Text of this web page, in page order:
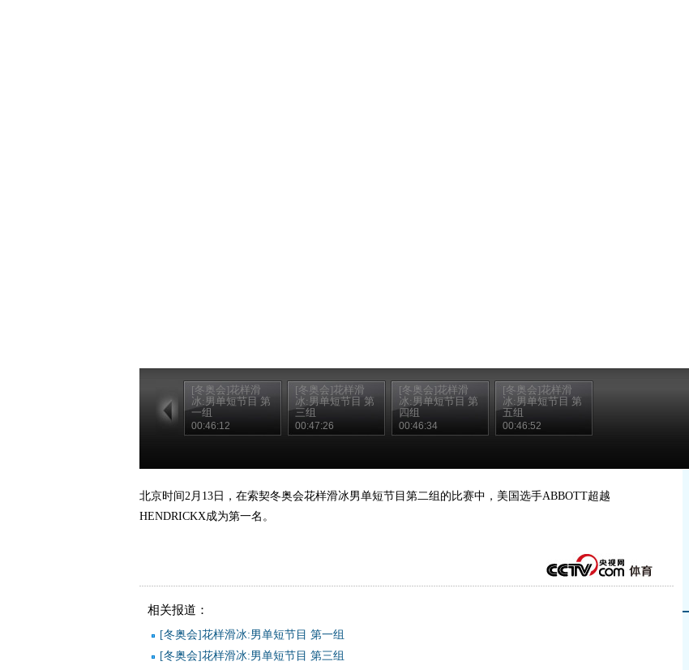
[冬奥会]花样滑
冰:男单短节目 第
一组
00:46:12
[冬奥会]花样滑
冰:男单短节目 第
三组
00:47:26
[冬奥会]花样滑
冰:男单短节目 第
四组
00:46:34
[冬奥会]花样滑
冰:男单短节目 第
五组
00:46:52
北京时间2月13日，在索契冬奥会花样滑冰男单短节目第二组的比赛中，美国选手ABBOTT超越
HENDRICKX成为第一名。
相关报道：
[冬奥会]花样滑冰:男单短节目 第一组
[冬奥会]花样滑冰:男单短节目 第三组